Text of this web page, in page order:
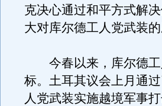
克决心通过和平方式解
大对库尔德工人党武装
今春以来，库尔德工
标。土耳其议会上月通
人党武装实施越境军事